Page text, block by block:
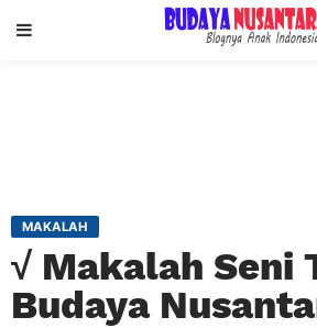
MAKALAH
√ Makalah Seni
Budaya